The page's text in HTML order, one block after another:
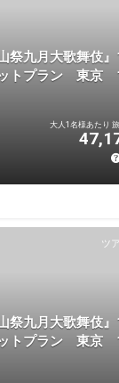
祭九月大歌舞伎
トプラン 東京
大人1名様あたり
ツ
祭九月大歌舞伎
トプラン 東京